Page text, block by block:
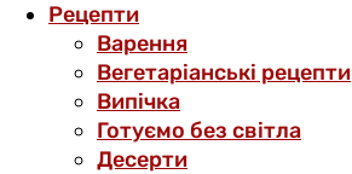
Рецепти
Варення
Вегетаріанські рецепти
Випічка
Готуємо без світла
Десерти